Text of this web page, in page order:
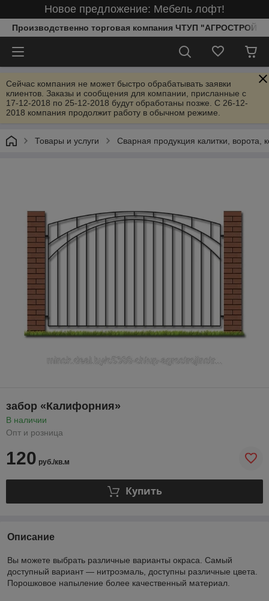
Новое предложение: Мебель лофт!
Производственно торговая компания ЧТУП
Сейчас компания не может быстро обрабатывать заявки
клиентов. Заказы и сообщения для компании, присланные с
17-12-2018 по 25-12-2018 будут обработаны позже. С 26-12-
2018 компания продолжит работу в обычном режиме.
Товары и услуги Сварная продукция калитки, ворота,
забор «Калифорния»
В наличии
Опт и розница
120 руб./кв.м
Купить
Описание
Вы можете выбрать различные варианты окраса. Самый
доступный вариант — нитроэмаль, доступны различные цвета.
Порошковое напыление более качественный материал.